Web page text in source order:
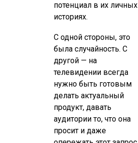
потенциал в их личных
историях.
С одной стороны, это
была случайность. С
другой — на
телевидении всегда
нужно быть готовым
делать актуальный
продукт, давать
аудитории то, что она
просит и даже